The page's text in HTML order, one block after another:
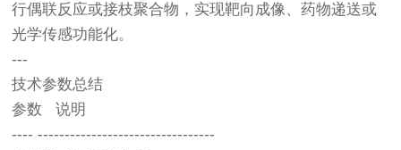
行偶联反应或接枝聚合物，实现靶向成像、药物递送或
光学传感功能化。
---
技术参数总结
参数 说明
---- ---------------------------------